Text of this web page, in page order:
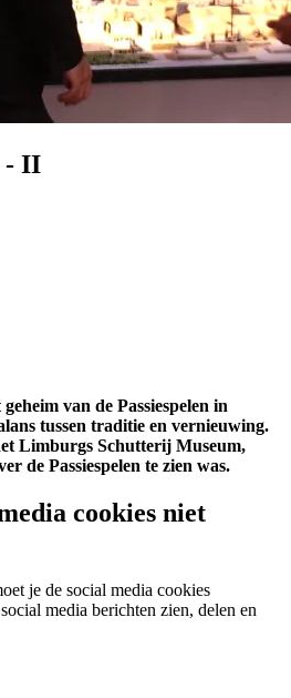
- II
van de Passiespelen in
tussen traditie en vernieuwing.
Limburgs Schutterij Museum,
de Passiespelen te zien was.
cookies niet
je de social media cookies
media berichten zien, delen en